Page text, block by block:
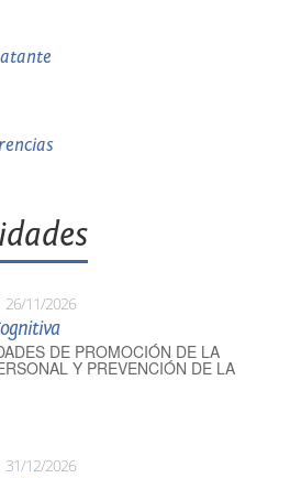
26/11/2026
DE PROMOCIÓN DE LA
Y PREVENCIÓN DE LA
31/12/2026